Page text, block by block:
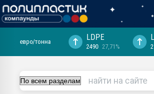
29.07.2026 ФРП помог "Ижевскому
евро/тонна LDPE
2490 27,71%